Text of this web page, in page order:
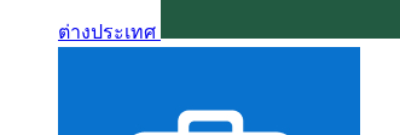
ต่างประเทศ